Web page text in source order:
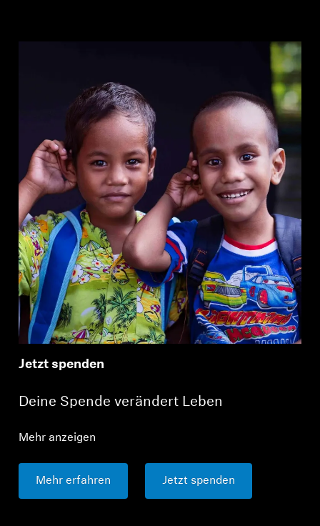
Jetzt spenden
Deine Spende verändert Leben
Mehr anzeigen
Mehr erfahren Jetzt spenden
Melden Sie sich bei Ihrem Konto an, um
Ihre zuvor gespeicherten Artikel anzuzeigen.
Login